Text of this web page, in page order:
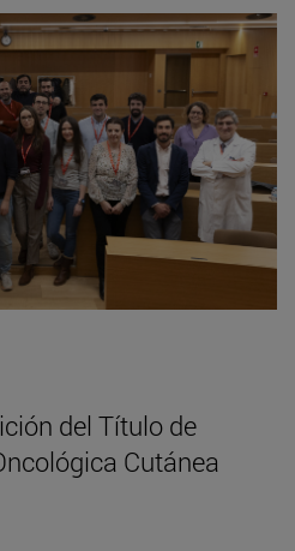
del Título de
Cutánea